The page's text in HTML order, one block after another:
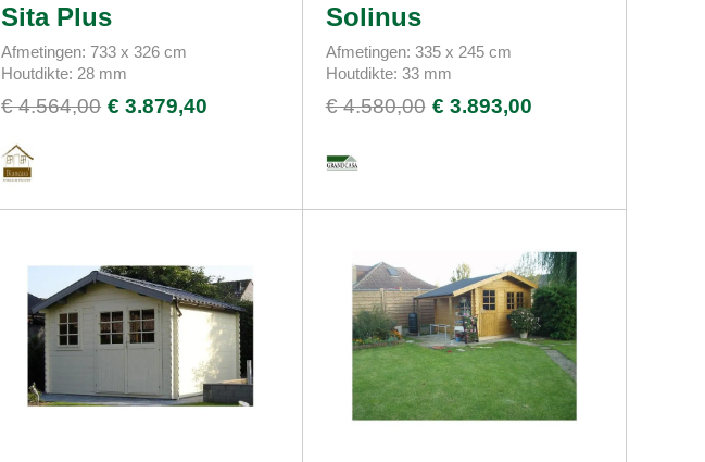
Sita Plus
Afmetingen: 733 x 326 cm
Houtdikte: 28 mm
€ 4.564,00 € 3.879,40
Solinus
Afmetingen: 335 x 245 cm
Houtdikte: 33 mm
€ 4.580,00 € 3.893,00